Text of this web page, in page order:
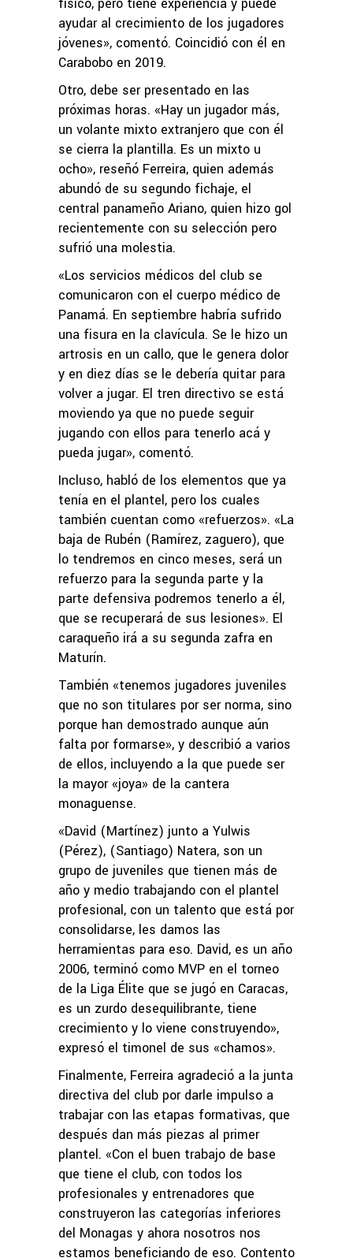
físico, pero tiene experiencia y puede
ayudar al crecimiento de los jugadores
jóvenes», comentó. Coincidió con él en
Carabobo en 2019.
Otro, debe ser presentado en las
próximas horas. «Hay un jugador más,
un volante mixto extranjero que con él
se cierra la plantilla. Es un mixto u
ocho», reseñó Ferreira, quien además
abundó de su segundo fichaje, el
central panameño Ariano, quien hizo gol
recientemente con su selección pero
sufrió una molestia.
«Los servicios médicos del club se
comunicaron con el cuerpo médico de
Panamá. En septiembre habría sufrido
una fisura en la clavícula. Se le hizo un
artrosis en un callo, que le genera dolor
y en diez días se le debería quitar para
volver a jugar. El tren directivo se está
moviendo ya que no puede seguir
jugando con ellos para tenerlo acá y
pueda jugar», comentó.
Incluso, habló de los elementos que ya
tenía en el plantel, pero los cuales
también cuentan como «refuerzos». «La
baja de Rubén (Ramírez, zaguero), que
lo tendremos en cinco meses, será un
refuerzo para la segunda parte y la
parte defensiva podremos tenerlo a él,
que se recuperará de sus lesiones». El
caraqueño irá a su segunda zafra en
Maturín.
También «tenemos jugadores juveniles
que no son titulares por ser norma, sino
porque han demostrado aunque aún
falta por formarse», y describió a varios
de ellos, incluyendo a la que puede ser
la mayor «joya» de la cantera
monaguense.
«David (Martínez) junto a Yulwis
(Pérez), (Santiago) Natera, son un
grupo de juveniles que tienen más de
año y medio trabajando con el plantel
profesional, con un talento que está por
consolidarse, les damos las
herramientas para eso. David, es un año
2006, terminó como MVP en el torneo
de la Liga Élite que se jugó en Caracas,
es un zurdo desequilibrante, tiene
crecimiento y lo viene construyendo»,
expresó el timonel de sus «chamos».
Finalmente, Ferreira agradeció a la junta
directiva del club por darle impulso a
trabajar con las etapas formativas, que
después dan más piezas al primer
plantel. «Con el buen trabajo de base
que tiene el club, con todos los
profesionales y entrenadores que
construyeron las categorías inferiores
del Monagas y ahora nosotros nos
estamos beneficiando de eso. Contento